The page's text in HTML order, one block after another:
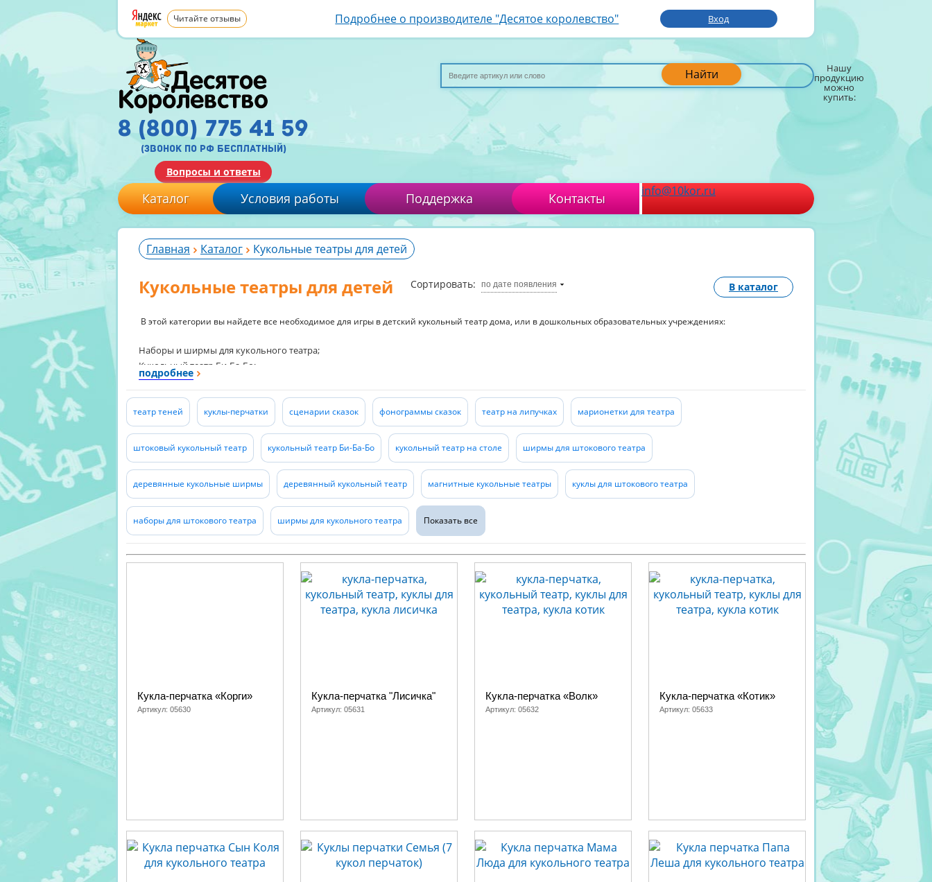
Читайте отзывы Подробнее о производителе "Десятое королевство" Вход
Найти Нашу
продукцию
можно
купить:
8 (800) 775 41 59
(звонок по рф бесплатный)
Вопросы и ответы
Каталог Условия работы Поддержка Контакты info@10kor.ru
Главная Каталог Кукольные театры для детей
Кукольные театры для детей Сортировать: по дате появления В каталог
В этой категории вы найдете все необходимое для игры в детский кукольный театр дома, или в дошкольных образовательных учреждениях:
Наборы и ширмы для кукольного театра;
Кукольный театр Би-Ба-Бо;
Куклы-перчатки;
Пальчиковые театры;
Театры на столе;
Декорации;
Театры теней;
Карнавальные костюмы;
Фонограммы;
Сценарии сказок;
Методические рекомендации;
Подготовки к спектаклю.
подробнее
театр теней куклы-перчатки сценарии сказок фонограммы сказок театр на липучках марионетки для театра
штоковый кукольный театр кукольный театр Би-Ба-Бо кукольный театр на столе ширмы для штокового театра
деревянные кукольные ширмы деревянный кукольный театр магнитные кукольные театры куклы для штокового театра
наборы для штокового театра ширмы для кукольного театра Показать все
Кукла-перчатка «Корги»
Артикул: 05630
Кукла-перчатка "Лисичка"
Артикул: 05631
Кукла-перчатка «Волк»
Артикул: 05632
Кукла-перчатка «Котик»
Артикул: 05633